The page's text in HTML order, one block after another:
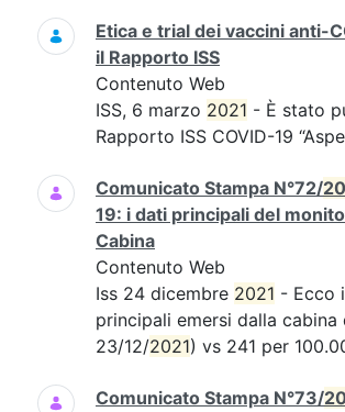
Etica e trial dei vaccini anti-
il Rapporto ISS
Contenuto Web
ISS, 6 marzo 2021 - È stato
Rapporto ISS COVID-19
Comunicato Stampa N°72/
19: i dati principali del
Cabina
Contenuto Web
Iss 24 dicembre 2021 - Ecco
principali emersi dalla cabina
23/12/2021) vs 241 per
Comunicato Stampa N°73/